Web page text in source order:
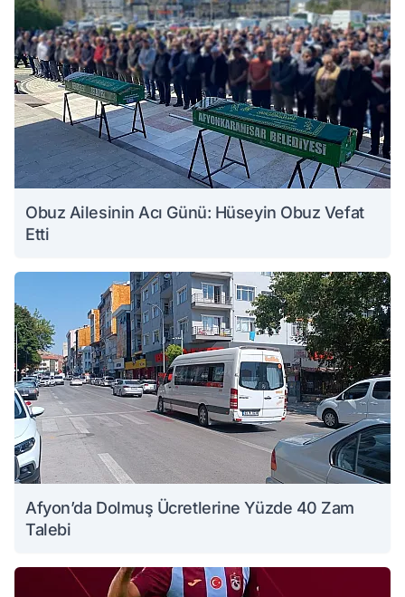
Obuz Ailesinin Acı Günü: Hüseyin Obuz Vefat
Etti
Afyon’da Dolmuş Ücretlerine Yüzde 40 Zam
Talebi